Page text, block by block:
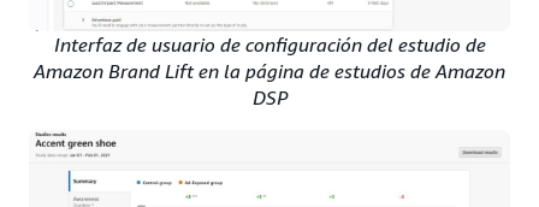
Interfaz de usuario de configuración del estudio de
Amazon Brand Lift en la página de estudios de Amazon
DSP